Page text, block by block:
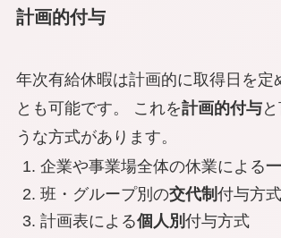
計画的付与
年次有給休暇は計画的に取得日を定
とも可能です。 これを計画的付与と
うな方式があります。
企業や事業場全体の休業による
班・グループ別の交代制 付与方式
計画表による個人別 付与方式